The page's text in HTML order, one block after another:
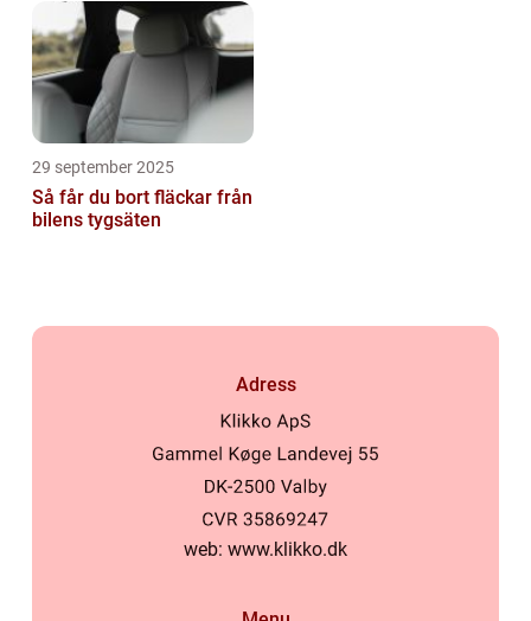
29 september 2025
Så får du bort fläckar från
bilens tygsäten
Adress
web: www.klikko.dk